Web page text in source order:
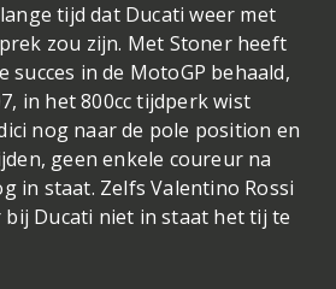
tijd dat Ducati weer met
zou zijn. Met Stoner heeft
in de MotoGP behaald,
in het 800cc tijdperk wist
nog naar de pole position en
geen enkele coureur na
in staat. Zelfs Valentino Rossi
bij Ducati niet in staat het tij te